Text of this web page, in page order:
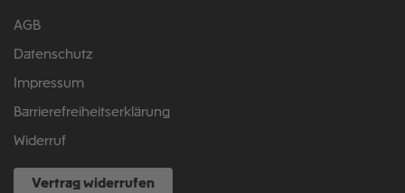
AGB
Datenschutz
Impressum
Barrierefreiheitserklärung
Widerruf
Vertrag widerrufen